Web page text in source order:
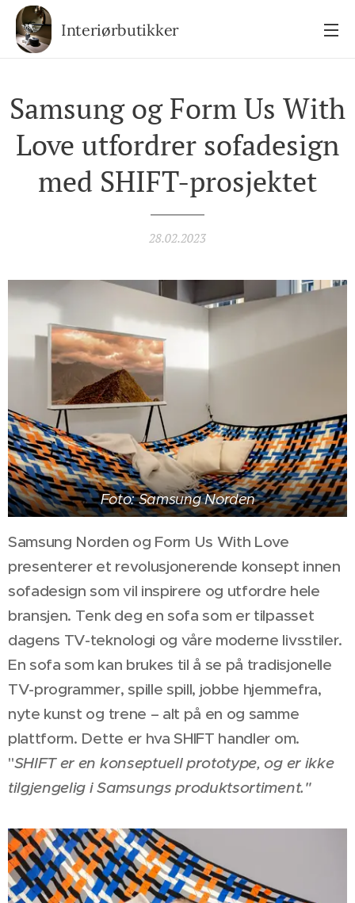
Interiørbutikker
Samsung og Form Us With
Love utfordrer sofadesign
med SHIFT-prosjektet
28.02.2023
Foto: Samsung Norden
Samsung Norden og Form Us With Love
presenterer et revolusjonerende konsept innen
sofadesign som vil inspirere og utfordre hele
bransjen. Tenk deg en sofa som er tilpasset
dagens TV-teknologi og våre moderne livsstiler.
En sofa som kan brukes til å se på tradisjonelle
TV-programmer, spille spill, jobbe hjemmefra,
nyte kunst og trene – alt på en og samme
plattform. Dette er hva SHIFT handler om.
"SHIFT er en konseptuell prototype, og er ikke
tilgjengelig i Samsungs produktsortiment."